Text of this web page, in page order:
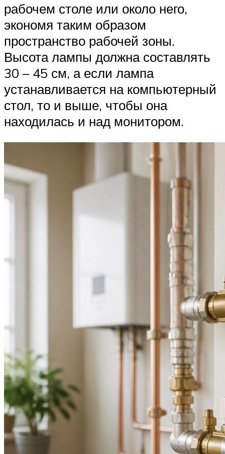
рабочем столе или около него,
экономя таким образом
пространство рабочей зоны.
Высота лампы должна составлять
30 – 45 см, а если лампа
устанавливается на компьютерный
стол, то и выше, чтобы она
находилась и над монитором.